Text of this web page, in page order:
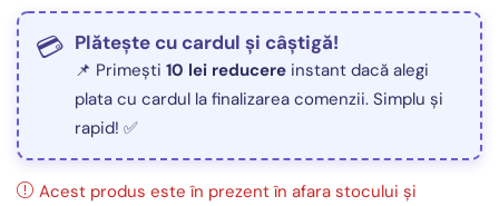
Plătește cu cardul și câștigă!
📌 Primești 10 lei reducere instant dacă alegi
plata cu cardul la finalizarea comenzii. Simplu și
rapid! ✅
Acest produs este în prezent în afara stocului și